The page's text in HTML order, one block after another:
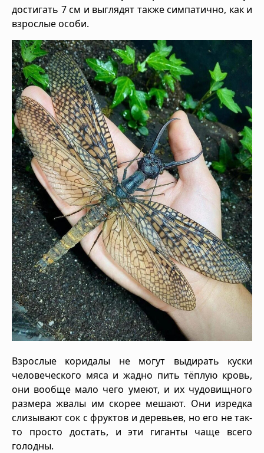
достигать 7 см и выглядят также симпатично, как и
взрослые особи.
Взрослые коридалы не могут выдирать куски
человеческого мяса и жадно пить тёплую кровь,
они вообще мало чего умеют, и их чудовищного
размера жвалы им скорее мешают. Они изредка
слизывают сок с фруктов и деревьев, но его не так-
то просто достать, и эти гиганты чаще всего
голодны.